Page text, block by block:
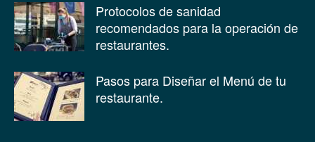
Protocolos de sanidad
recomendados para la operación de
restaurantes.
Pasos para Diseñar el Menú de tu
restaurante.